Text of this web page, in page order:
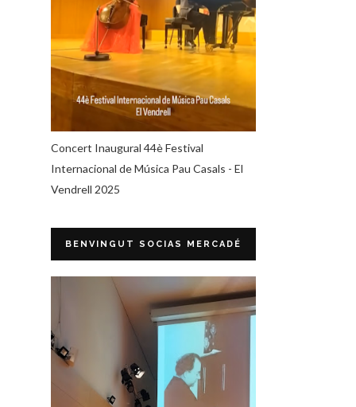
Concert Inaugural 44è Festival
Internacional de Música Pau Casals - El
Vendrell 2025
BENVINGUT SOCIAS MERCADÉ